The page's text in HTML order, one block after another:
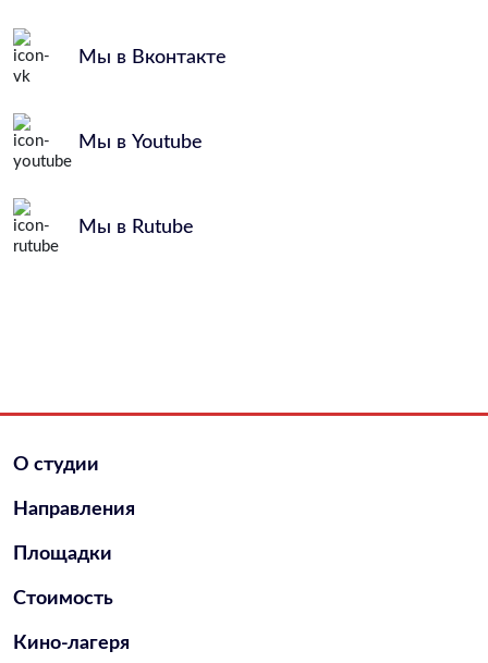
Мы в Вконтакте
Мы в Youtube
Мы в Rutube
О студии
Направления
Площадки
Стоимость
Кино-лагеря